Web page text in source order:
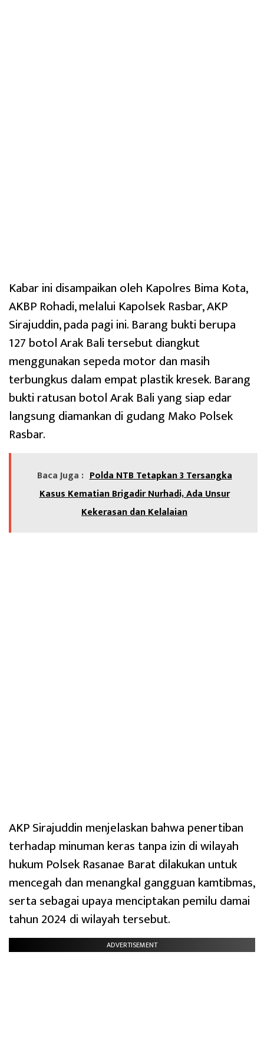
Kabar ini disampaikan oleh Kapolres Bima Kota,
AKBP Rohadi, melalui Kapolsek Rasbar, AKP
Sirajuddin, pada pagi ini. Barang bukti berupa
127 botol Arak Bali tersebut diangkut
menggunakan sepeda motor dan masih
terbungkus dalam empat plastik kresek. Barang
bukti ratusan botol Arak Bali yang siap edar
langsung diamankan di gudang Mako Polsek
Rasbar.
Baca Juga : Polda NTB Tetapkan 3 Tersangka
Kasus Kematian Brigadir Nurhadi, Ada Unsur
Kekerasan dan Kelalaian
AKP Sirajuddin menjelaskan bahwa penertiban
terhadap minuman keras tanpa izin di wilayah
hukum Polsek Rasanae Barat dilakukan untuk
mencegah dan menangkal gangguan kamtibmas,
serta sebagai upaya menciptakan pemilu damai
tahun 2024 di wilayah tersebut.
ADVERTISEMENT